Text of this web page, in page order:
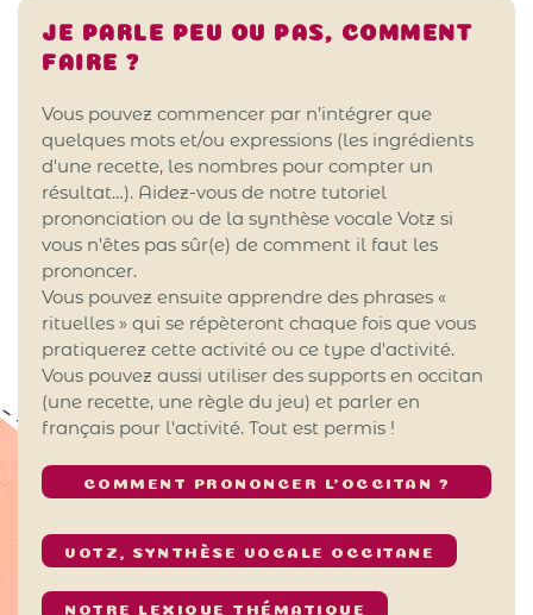
JE PARLE PEU OU PAS, COMMENT
FAIRE ?
Vous pouvez commencer par n’intégrer que
quelques mots et/ou expressions (les ingrédients
d'une recette, les nombres pour compter un
résultat…). Aidez-vous de notre tutoriel
prononciation ou de la synthèse vocale Votz si
vous n'êtes pas sûr(e) de comment il faut les
prononcer.
Vous pouvez ensuite apprendre des phrases «
rituelles » qui se répèteront chaque fois que vous
pratiquerez cette activité ou ce type d'activité.
Vous pouvez aussi utiliser des supports en occitan
(une recette, une règle du jeu) et parler en
français pour l'activité. Tout est permis !
COMMENT PRONONCER L’OCCITAN ?
VOTZ, SYNTHÈSE VOCALE OCCITANE
NOTRE LEXIQUE THÉMATIQUE